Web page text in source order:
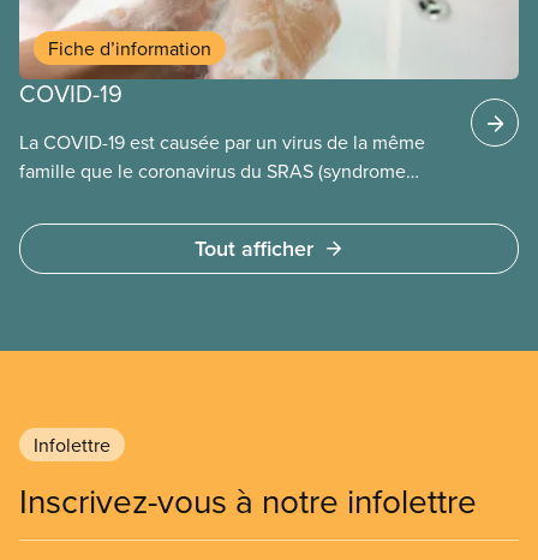
Fiche d’information
COVID-19
La COVID-19 est causée par un virus de la même
famille que le coronavirus du SRAS (syndrome
Tout afficher
Infolettre
Inscrivez-vous à notre infolettre